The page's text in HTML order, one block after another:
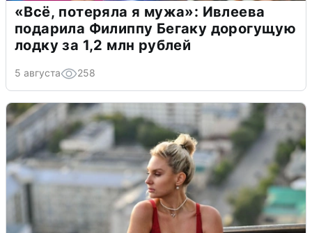
«Всё, потеряла я мужа»: Ивлеева
подарила Филиппу Бегаку дорогущую
лодку за 1,2 млн рублей
5 августа 258